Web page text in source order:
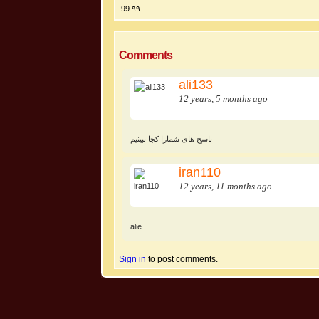
99 ۹۹
Comments
ali133
12 years, 5 months ago
پاسخ های شمارا کجا ببینیم
iran110
12 years, 11 months ago
alie
Sign in to post comments.